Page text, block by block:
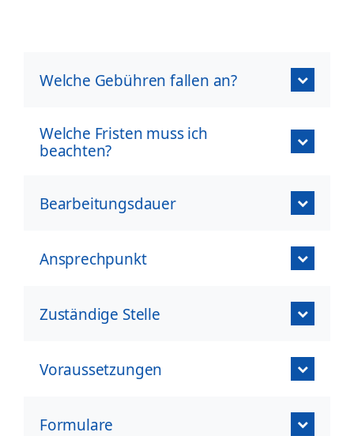
Welche Gebühren fallen an?
Welche Fristen muss ich
beachten?
Bearbeitungsdauer
Ansprechpunkt
Zuständige Stelle
Voraussetzungen
Formulare